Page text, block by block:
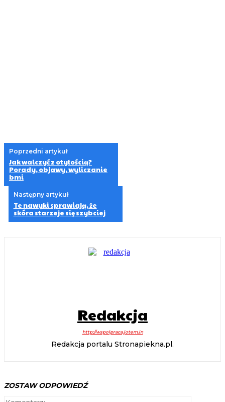
Poprzedni artykuł
Jak walczyć z otyłością?
Porady, objawy, wyliczanie
bmi
Następny artykuł
Te nawyki sprawiają, że
skóra starzeje się szybciej
Redakcja
http://wspolpraca.jotem.in
Redakcja portalu Stronapiekna.pl.
ZOSTAW ODPOWIEDŹ